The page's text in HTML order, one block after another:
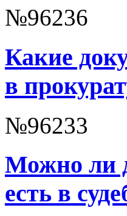
№96236
Какие
в
№96233
Можно ли
есть в